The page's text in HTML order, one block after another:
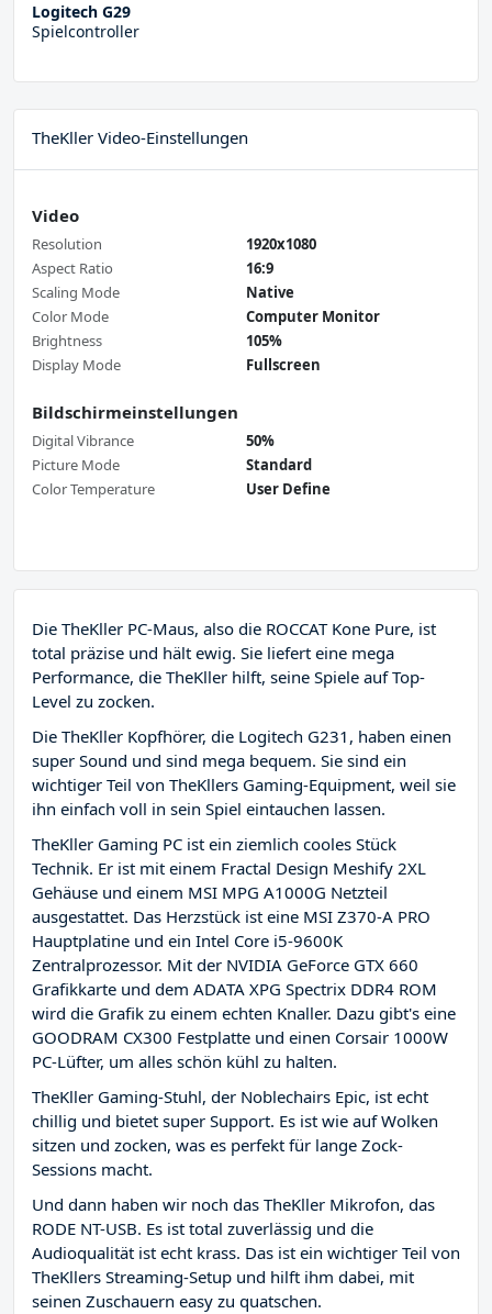
Logitech G29
Spielcontroller
TheKller Video-Einstellungen
Video
Resolution
1920x1080
Aspect Ratio
16:9
Scaling Mode
Native
Color Mode
Computer Monitor
Brightness
105%
Display Mode
Fullscreen
Bildschirmeinstellungen
Digital Vibrance
50%
Picture Mode
Standard
Color Temperature
User Define
Die TheKller PC-Maus, also die ROCCAT Kone Pure, ist
total präzise und hält ewig. Sie liefert eine mega
Performance, die TheKller hilft, seine Spiele auf Top-
Level zu zocken.
Die TheKller Kopfhörer, die Logitech G231, haben einen
super Sound und sind mega bequem. Sie sind ein
wichtiger Teil von TheKllers Gaming-Equipment, weil sie
ihn einfach voll in sein Spiel eintauchen lassen.
TheKller Gaming PC ist ein ziemlich cooles Stück
Technik. Er ist mit einem Fractal Design Meshify 2XL
Gehäuse und einem MSI MPG A1000G Netzteil
ausgestattet. Das Herzstück ist eine MSI Z370-A PRO
Hauptplatine und ein Intel Core i5-9600K
Zentralprozessor. Mit der NVIDIA GeForce GTX 660
Grafikkarte und dem ADATA XPG Spectrix DDR4 ROM
wird die Grafik zu einem echten Knaller. Dazu gibt's eine
GOODRAM CX300 Festplatte und einen Corsair 1000W
PC-Lüfter, um alles schön kühl zu halten.
TheKller Gaming-Stuhl, der Noblechairs Epic, ist echt
chillig und bietet super Support. Es ist wie auf Wolken
sitzen und zocken, was es perfekt für lange Zock-
Sessions macht.
Und dann haben wir noch das TheKller Mikrofon, das
RODE NT-USB. Es ist total zuverlässig und die
Audioqualität ist echt krass. Das ist ein wichtiger Teil von
TheKllers Streaming-Setup und hilft ihm dabei, mit
seinen Zuschauern easy zu quatschen.